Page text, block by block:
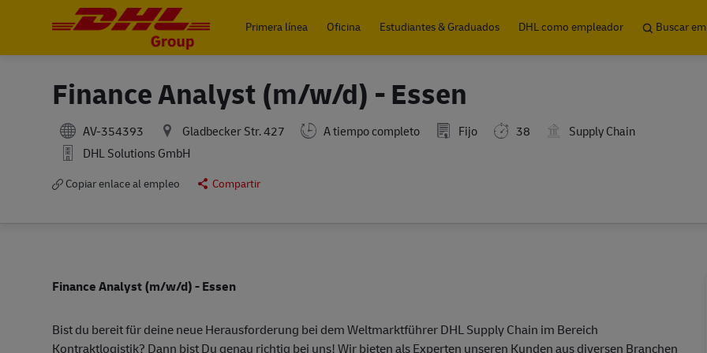
Primera línea
Oficina Estudiantes & Graduados DHL como empleador Buscar
Finance Analyst (m/w/d) - Essen
AV-354393 Gladbecker Str. 427 A tiempo completo Fijo 38
Supply Chain
DHL Solutions GmbH
Copiar enlace al empleo Compartir
Finance Analyst (m/w/d) - Essen
Bist du bereit für deine neue Herausforderung bei dem Weltmarktführer DHL Supply Chain im Bereich
Kontraktlogistik? Dann bist Du genau richtig bei uns! Wir bieten als Experten unseren Kunden aus diversen Branchen